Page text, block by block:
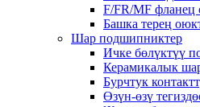
F/FR/MF фланец
Башка терең
Шар подшипниктер
Ичке бөлүктүү
Керамикалык
Бурчтук
Өзүн-өзү